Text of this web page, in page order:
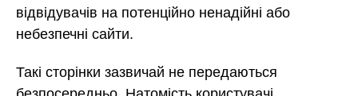
відвідувачів на потенційно ненадійні або
небезпечні сайти.
Такі сторінки зазвичай не передаються